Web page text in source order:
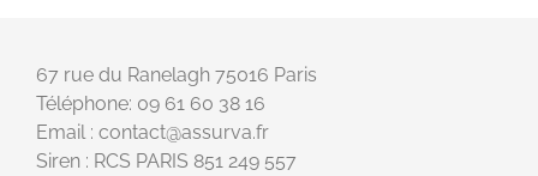
67 rue du Ranelagh 75016 Paris
Téléphone: 09 61 60 38 16
Email : contact@assurva.fr
Siren : RCS PARIS 851 249 557